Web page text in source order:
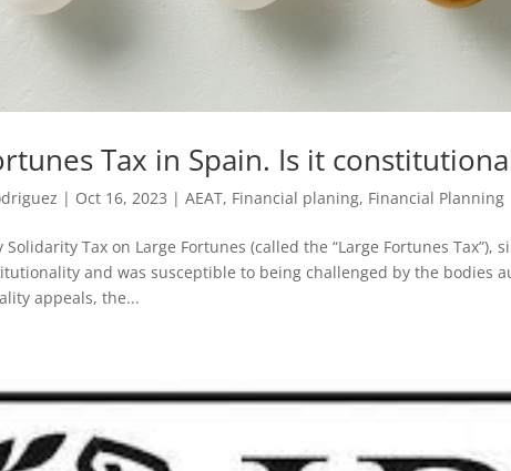
Tax in Spain. Is it
| Oct 16, 2023 |AEAT, Financial planing, Financial Planning
Solidarity Tax on Large Fortunes (called the “Large Fortunes Tax”),
and was susceptible to being challenged by the bodies
appeals, the...